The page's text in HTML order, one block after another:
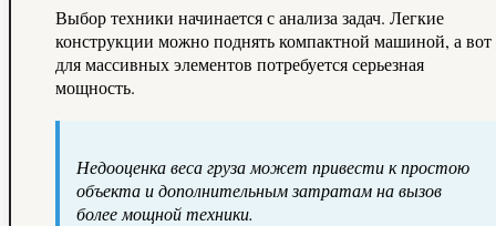
Выбор техники начинается с анализа задач. Легкие
конструкции можно поднять компактной машиной, а вот
для массивных элементов потребуется серьезная
мощность.
Недооценка веса груза может привести к простою
объекта и дополнительным затратам на вызов
более мощной техники.